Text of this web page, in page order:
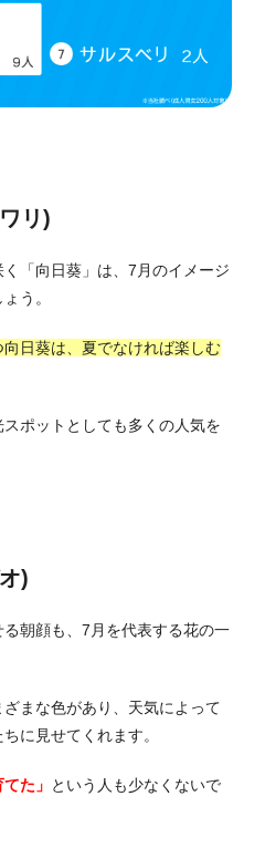
リ)
「向日葵」は、7月のイメージ
う。
日葵は、夏でなければ楽しむ
ポットとしても多くの人気を
)
朝顔も、7月を代表する花の一
まな色があり、天気によって
に見せてくれます。
た」 という人も少なくないで